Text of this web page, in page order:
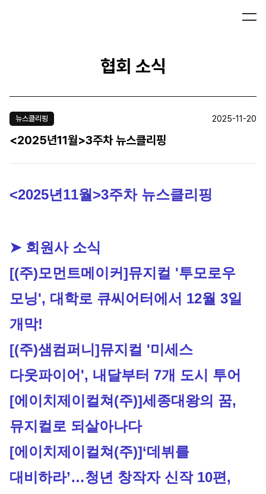
협회 소식
뉴스클리핑 2025-11-20
<2025년11월>3주차 뉴스클리핑
<2025년11월>3주차 뉴스클리핑
➤ 회원사 소식
[(주)모먼트메이커]뮤지컬 '투모로우
모닝', 대학로 큐씨어터에서 12월 3일
개막!
[(주)샘컴퍼니]뮤지컬 '미세스
다웃파이어', 내달부터 7개 도시 투어
[에이치제이컬쳐(주)]세종대왕의 꿈,
뮤지컬로 되살아나다
[에이치제이컬쳐(주)]‘데뷔를
대비하라’…청년 창작자 신작 10편,